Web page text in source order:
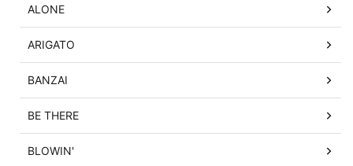
ALONE
ARIGATO
BANZAI
BE THERE
BLOWIN'